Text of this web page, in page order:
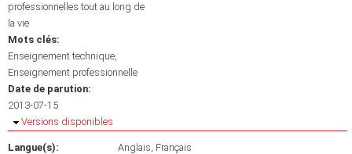
professionnelles tout au long de
la vie
Mots clés:
Enseignement technique
Enseignement professionnelle
Date de parution:
2013-07-15
Masquer
Versions disponibles
Langue(s): Anglais Français